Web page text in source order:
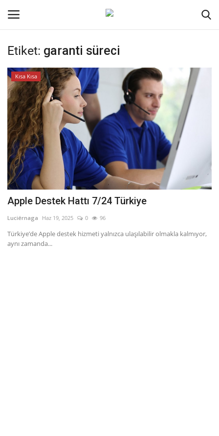
Oturum aç Kayıt ol
Ana Sayfa
İletişim
Genel
Kodlama
Kripto Para
Dil
Etiket: garanti süreci
Kısa Kısa
Apple Destek Hattı 7/24 Türkiye
Luciérnaga Haz 19, 2025 0 96
Türkiye’de Apple destek hizmeti yalnızca ulaşılabilir olmakla kalmıyor,
aynı zamanda...